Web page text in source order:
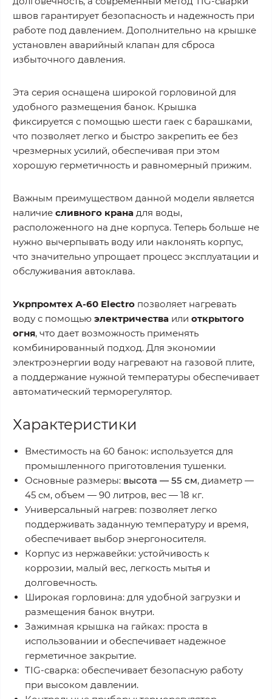
швов гарантирует безопасность и надежность при
работе под давлением. Дополнительно на крышке
установлен аварийный клапан для сброса
избыточного давления.
Эта серия оснащена широкой горловиной для
удобного размещения банок. Крышка
фиксируется с помощью шести гаек с барашками,
что позволяет легко и быстро закрепить ее без
чрезмерных усилий, обеспечивая при этом
хорошую герметичность и равномерный прижим.
Важным преимуществом данной модели является
наличие сливного крана для воды,
расположенного на дне корпуса. Теперь больше не
нужно вычерпывать воду или наклонять корпус,
что значительно упрощает процесс эксплуатации и
обслуживания автоклава.
Укрпромтех А-60 Electro позволяет нагревать
воду с помощью электричества или открытого
огня, что дает возможность применять
комбинированный подход. Для экономии
электроэнергии воду нагревают на газовой плите,
а поддержание нужной температуры обеспечивает
автоматический терморегулятор.
Характеристики
Вместимость на 60 банок: используется для
промышленного приготовления тушенки.
Основные размеры: высота — 55 см, диаметр —
45 см, объем — 90 литров, вес — 18 кг.
Универсальный нагрев: позволяет легко
поддерживать заданную температуру и время,
обеспечивает выбор энергоносителя.
Корпус из нержавейки: устойчивость к
коррозии, малый вес, легкость мытья и
долговечность.
Широкая горловина: для удобной загрузки и
размещения банок внутри.
Зажимная крышка на гайках: проста в
использовании и обеспечивает надежное
герметичное закрытие.
TIG-сварка: обеспечивает безопасную работу
при высоком давлении.